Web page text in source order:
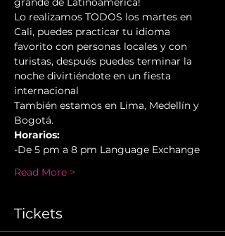
Lo realizamos TODOS los martes en
Cali, puedes practicar tu idioma
favorito con personas locales y con
turistas, después puedes terminar la
noche divirtiéndote en un fiesta
internacional
También estamos en Lima, Medellín y
Bogotá.
Horarios:
-De 5 pm a 8 pm Language Exchange
Read More >
Tickets